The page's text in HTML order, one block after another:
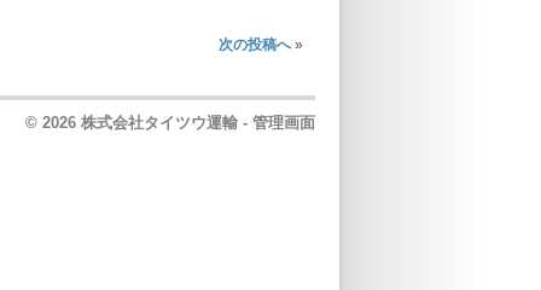
次の投稿へ»
© 2026 株式会社タイツウ運輸 - 管理画面